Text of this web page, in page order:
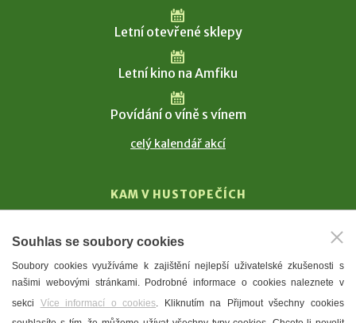
Letní otevřené sklepy
Letní kino na Amfiku
Povídání o víně s vínem
celý kalendář akcí
KAM V HUSTOPEČÍCH
T. G. Masaryk
Mandloně
Ubytování
Souhlas se soubory cookies
Soubory cookies využíváme k zajištění nejlepší uživatelské zkušenosti s
našimi webovými stránkami. Podrobné informace o cookies naleznete v
sekci Více informací o cookies. Kliknutím na Přijmout všechny cookies